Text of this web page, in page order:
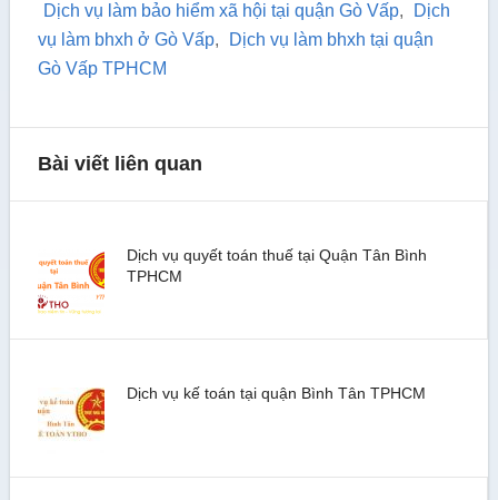
Dịch vụ làm bảo hiểm xã hội tại quận Gò Vấp,
Dịch
vụ làm bhxh ở Gò Vấp,
Dịch vụ làm bhxh tại quận
Gò Vấp TPHCM
Bài viết liên quan
Dịch vụ quyết toán thuế tại Quận Tân Bình
TPHCM
Dịch vụ kế toán tại quận Bình Tân TPHCM